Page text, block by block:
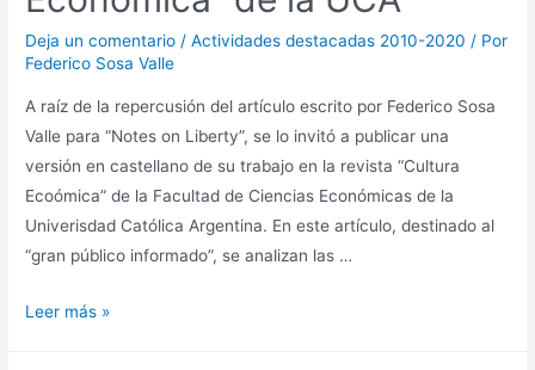
Deja un comentario /Actividades destacadas 2010-2020 / Por
Federico Sosa Valle
A raíz de la repercusión del artículo escrito por Federico Sosa
Valle para “Notes on Liberty”, se lo invitó a publicar una
versión en castellano de su trabajo en la revista “Cultura
Ecoómica” de la Facultad de Ciencias Económicas de la
Univerisdad Católica Argentina. En este artículo, destinado al
“gran público informado”, se analizan las …
Leer más »